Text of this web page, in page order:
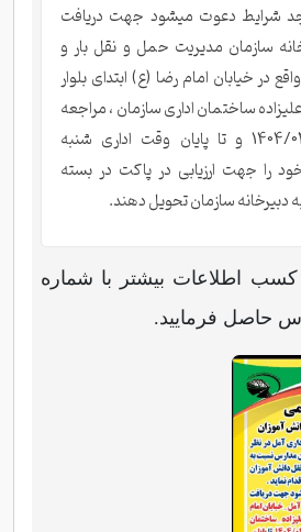
شرایط دعوت میشود جهت دریافت
سازمان مدیریت حمل و نقل بار و
در خیابان امام رضا (ع) ابتدای بلوار
ساختمان اداری سازمان ، مراجعه
و از روز شنبه 1404/02/20 و تا پایان وقت اداری شنبه
مدارک خود را جهت ارزیابی در پاکت در بسته
سازمان تحویل دهند.
اطلاعات بیشتر با شماره